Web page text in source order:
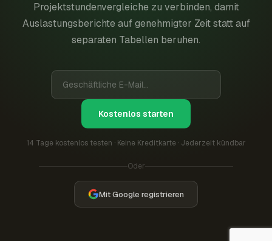
Projektstundenvergleiche zu verbinden, damit
Auslastungsberichte auf genehmigter Zeit statt auf
separaten Tabellen beruhen.
Kostenlos starten
14 Tage kostenlos testen · Keine Kreditkarte · Jederzeit kündbar
Oder
Mit Google registrieren